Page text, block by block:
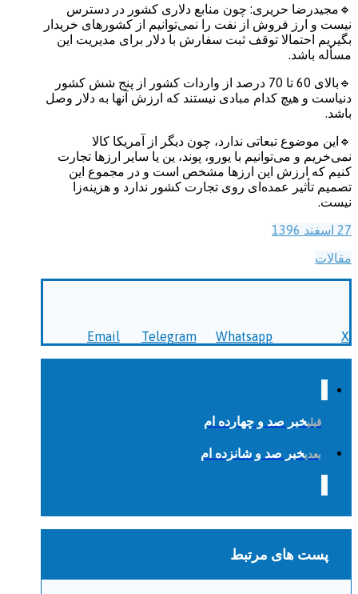
🔹مجیدرضا حریری: چون منابع دلاری کشور در دسترس
نیست و ارز فروش از نفت را نمی‌توانیم از کشورهای‌ خریدار
بگیریم احتمالا توقف ثبت سفارش با دلار برای مدیریت این
مسأله باشد.
🔹بالای 60 تا 70 درصد از واردات کشور از پنج شش کشور
دنیاست و هیچ کدام مبادی نیستند که ارزش آنها به دلار وصل
باشد.
🔹این موضوع تبعاتی ندارد، چون دیگر از آمریکا کالا
نمی‌خریم و می‌توانیم با یورو، پوند، ین یا سایر ارزها تجارت
کنیم که ارزش این ارزها مشخص است و در مجموع این
تصمیم تأثیر عمده‌ای روی تجارت کشور ندارد و هزینه‌زا
نیست.
27 اسفند 1396
مقالات
X
Whatsapp
Telegram
Email
قبلیخبر صد و چهارده ام
بعدیخبر صد و شانزده ام
پست های مرتبط